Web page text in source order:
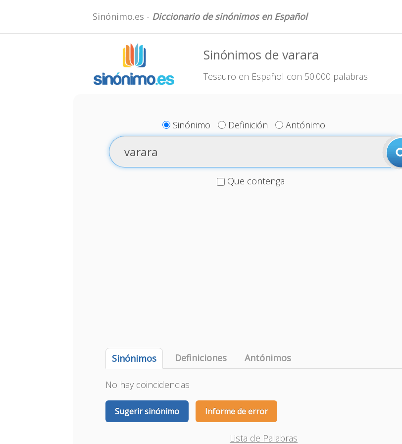
Sinónimo.es - Diccionario de sinónimos en Español
Sinónimos de varara
Tesauro en Español con 50.000 palabras
Sinónimo Definición Antónimo
Que contenga
Sinónimos Definiciones Antónimos
No hay coincidencias
Sugerir sinónimo Informe de error
Lista de Palabras